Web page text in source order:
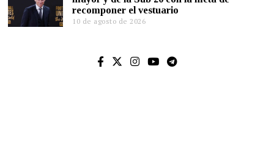
recomponer el vestuario
10 de agosto de 2026